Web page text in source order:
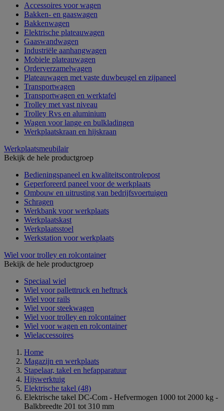
Accessoires voor wagen
Bakken- en gaaswagen
Bakkenwagen
Elektrische plateauwagen
Gaaswandwagen
Industriële aanhangwagen
Mobiele plateauwagen
Orderverzamelwagen
Plateauwagen met vaste duwbeugel en zijpaneel
Transportwagen
Transportwagen en werktafel
Trolley met vast niveau
Trolley Rvs en aluminium
Wagen voor lange en bulkladingen
Werkplaatskraan en hijskraan
Werkplaatsmeubilair
Bekijk de hele productgroep
Bedieningspaneel en kwaliteitscontrolepost
Geperforeerd paneel voor de werkplaats
Ombouw en uitrusting van bedrijfsvoertuigen
Schragen
Werkbank voor werkplaats
Werkplaatskast
Werkplaatsstoel
Werkstation voor werkplaats
Wiel voor trolley en rolcontainer
Bekijk de hele productgroep
Speciaal wiel
Wiel voor pallettruck en heftruck
Wiel voor rails
Wiel voor steekwagen
Wiel voor trolley en rolcontainer
Wiel voor wagen en rolcontainer
Wielaccessoires
Home
Magazijn en werkplaats
Stapelaar, takel en hefapparatuur
Hijswerktuig
Elektrische takel (48)
Elektrische takel DC-Com - Hefvermogen 1000 tot 2000 kg -
Balkbreedte 201 tot 310 mm